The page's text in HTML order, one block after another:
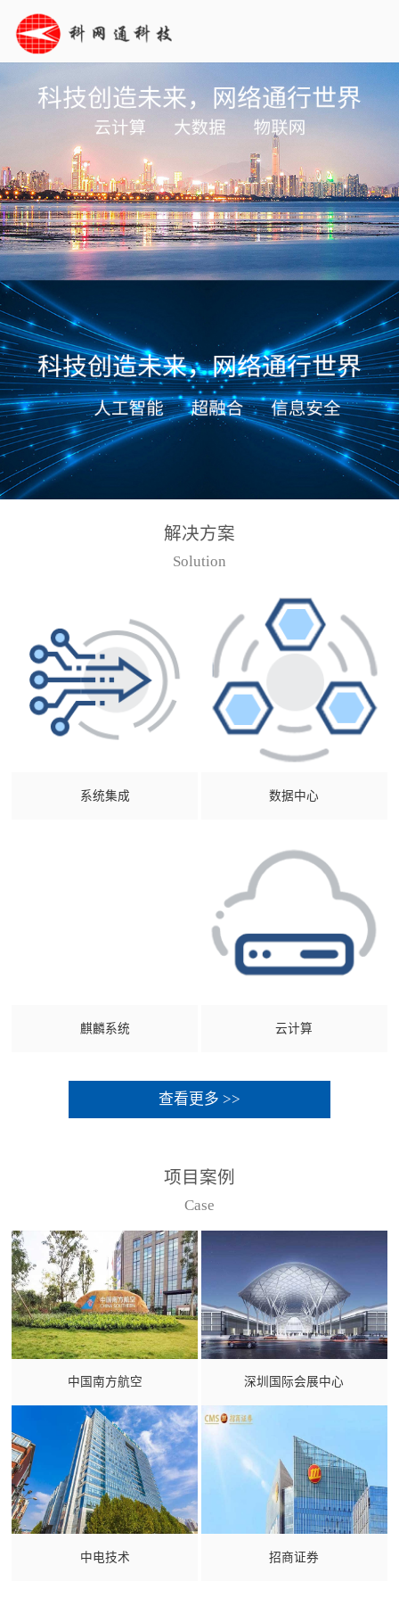
解决方案
Solution
系统集成 数据中心
麒麟系统 云计算
查看更多 >>
项目案例
Case
中国南方航空 深圳国际会展中心
中电技术 招商证券